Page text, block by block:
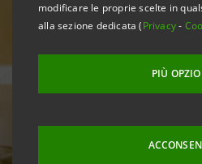
modificare le proprie scelte in
alla sezione dedicata (Privacy-
PIÙ